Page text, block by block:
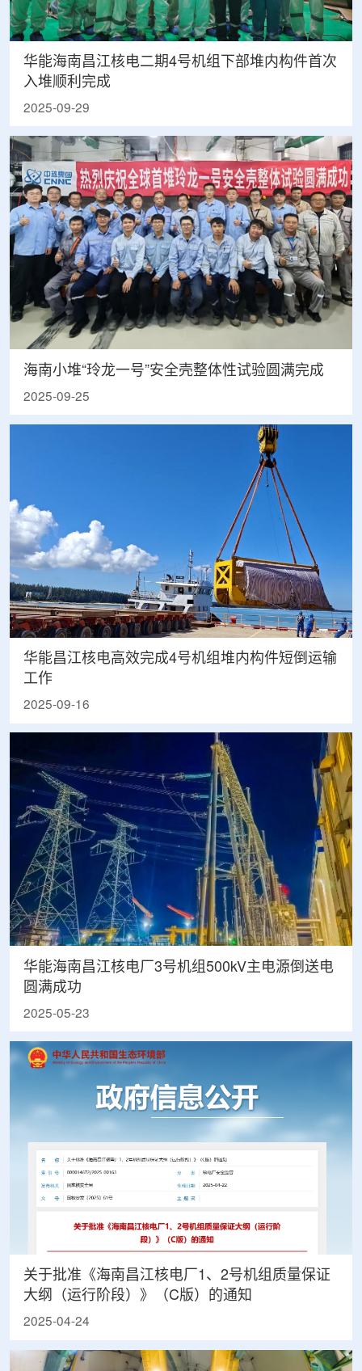
华能海南昌江核电二期4号机组下部堆内构件首次
入堆顺利完成
2025-09-29
海南小堆“玲龙一号”安全壳整体性试验圆满完成
2025-09-25
华能昌江核电高效完成4号机组堆内构件短倒运输
工作
2025-09-16
华能海南昌江核电厂3号机组500kV主电源倒送电
圆满成功
2025-05-23
关于批准《海南昌江核电厂1、2号机组质量保证
大纲（运行阶段）》（C版）的通知
2025-04-24